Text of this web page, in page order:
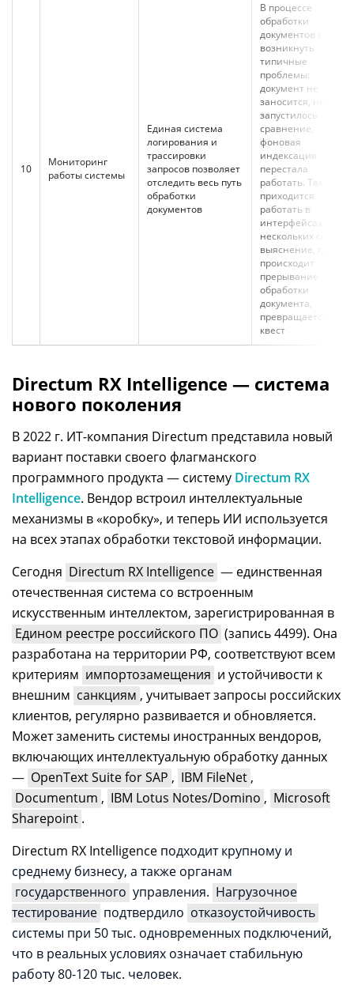
10
Мониторинг
работы системы
Единая система
логирования и
трассировки
запросов позволяет
отследить весь путь
обработки
документов
В процессе
обработки
документов могут
возникнуть
типичные
проблемы:
документ не
заносится, не
запустилось
сравнение,
фоновая
индексация
перестала
работать. Так как
приходится
работать в
интерфейсах
нескольких систем,
выяснение, где
происходит
прерывание
обработки
документа,
превращается в
квест
Directum RX Intelligence — система
нового поколения
В 2022 г. ИТ-компания Directum представила новый
вариант поставки своего флагманского
программного продукта — систему Directum RX
Intelligence. Вендор встроил интеллектуальные
механизмы в «коробку», и теперь ИИ используется
на всех этапах обработки текстовой информации.
Сегодня Directum RX Intelligence — единственная
отечественная система со встроенным
искусственным интеллектом, зарегистрированная в
Едином реестре российского ПО (запись 4499). Она
разработана на территории РФ, соответствуют всем
критериям импортозамещения и устойчивости к
внешним санкциям , учитывает запросы российских
клиентов, регулярно развивается и обновляется.
Может заменить системы иностранных вендоров,
включающих интеллектуальную обработку данных
— OpenText Suite for SAP , IBM FileNet ,
Documentum , IBM Lotus Notes/Domino , Microsoft
Sharepoint .
Directum RX Intelligence подходит крупному и
среднему бизнесу, а также органам
государственного управления. Нагрузочное
тестирование подтвердило отказоустойчивость
системы при 50 тыс. одновременных подключений,
что в реальных условиях означает стабильную
работу 80-120 тыс. человек.